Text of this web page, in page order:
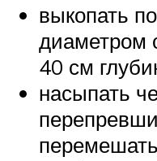
выкопать
диаметром
40 см
насыпать